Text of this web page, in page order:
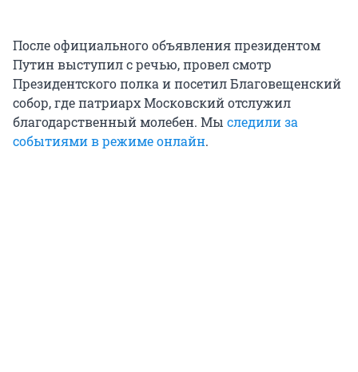
После официального объявления президентом
Путин выступил с речью, провел смотр
Президентского полка и посетил Благовещенский
собор, где патриарх Московский отслужил
благодарственный молебен. Мы следили за
событиями в режиме онлайн.